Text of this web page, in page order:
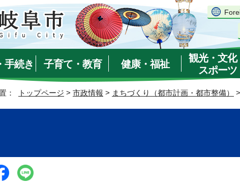
手続き 子育て・教育 健康・福祉
観光・文化
スポーツ
： トップページ > 市政情報 > まちづくり（都市計画・都市整備）